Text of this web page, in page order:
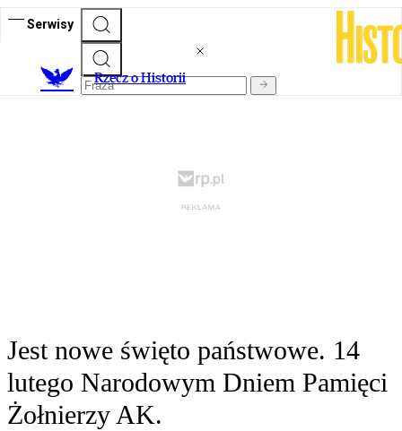
Serwisy
Rzecz o Historii
Jest nowe święto państwowe. 14
lutego Narodowym Dniem Pamięci
Żołnierzy AK.